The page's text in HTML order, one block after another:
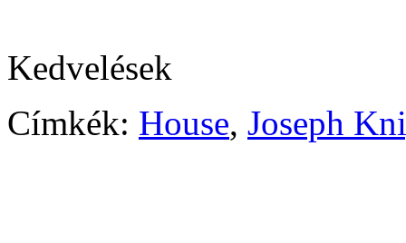
Kedvelések
Címkék: House, Joseph